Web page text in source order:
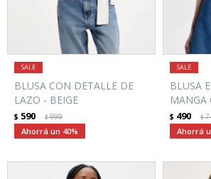
BLUSA CON DETALLE DE
LAZO - BEIGE
$ 590 $999
40
BLUSA
MANGA
$ 490 $